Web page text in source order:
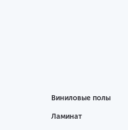
Виниловые полы
Ламинат